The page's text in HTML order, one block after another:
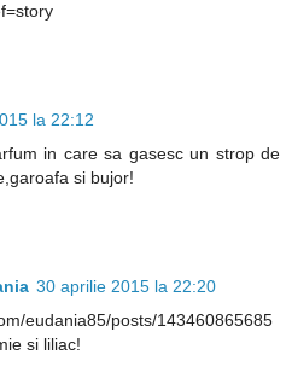
la 22:12
in care sa gasesc un strop de
si bujor!
30 aprilie 2015 la 22:20
eudania85/posts/143460865685
si liliac!